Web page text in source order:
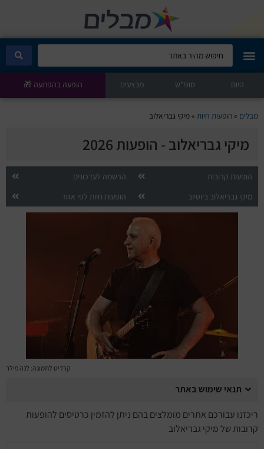
מבלים קלאב
הופעות היום
סטנדאפ
הצגות ילדים
הופעות חיות
מחול ובלט
קונצרטים
הרצאות
סרטים
חופשה והופעה
היום סופ"ש מבצעים הופעה בהפתעה 🎁
מבלים »הופעות חיות »מיקי גבריאלוב
מיקי גבריאלוב - הופעות 2026
הופעות קרובות
הרשמה לעדכונים
מיקי גבריאלוב ביוטיוב
הופעות חיות לפי אזור
קרדיט לתמונה: לנה פילר
תנאי שימוש באתר
ריכזנו עבורכם אתרים מומלצים בהם ניתן להזמין כרטיסים להופעות
קרובות של מיקי גבריאלוב